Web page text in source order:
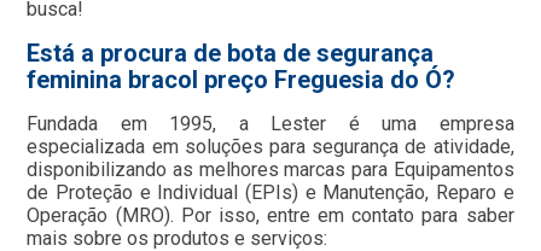
busca!
Está a procura de bota de segurança
feminina bracol preço Freguesia do Ó?
Fundada em 1995, a Lester é uma empresa
especializada em soluções para segurança de atividade,
disponibilizando as melhores marcas para Equipamentos
de Proteção e Individual (EPIs) e Manutenção, Reparo e
Operação (MRO). Por isso, entre em contato para saber
mais sobre os produtos e serviços: